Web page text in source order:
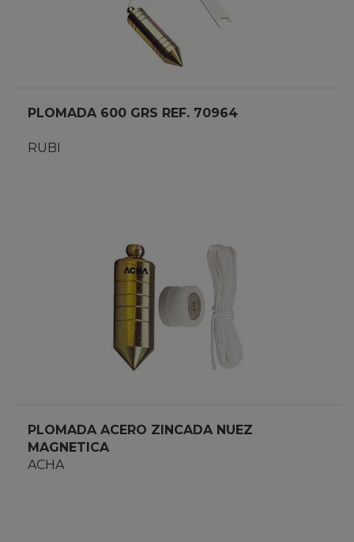
PLOMADA 600 GRS REF. 70964
RUBI
PLOMADA ACERO ZINCADA NUEZ
MAGNETICA
ACHA